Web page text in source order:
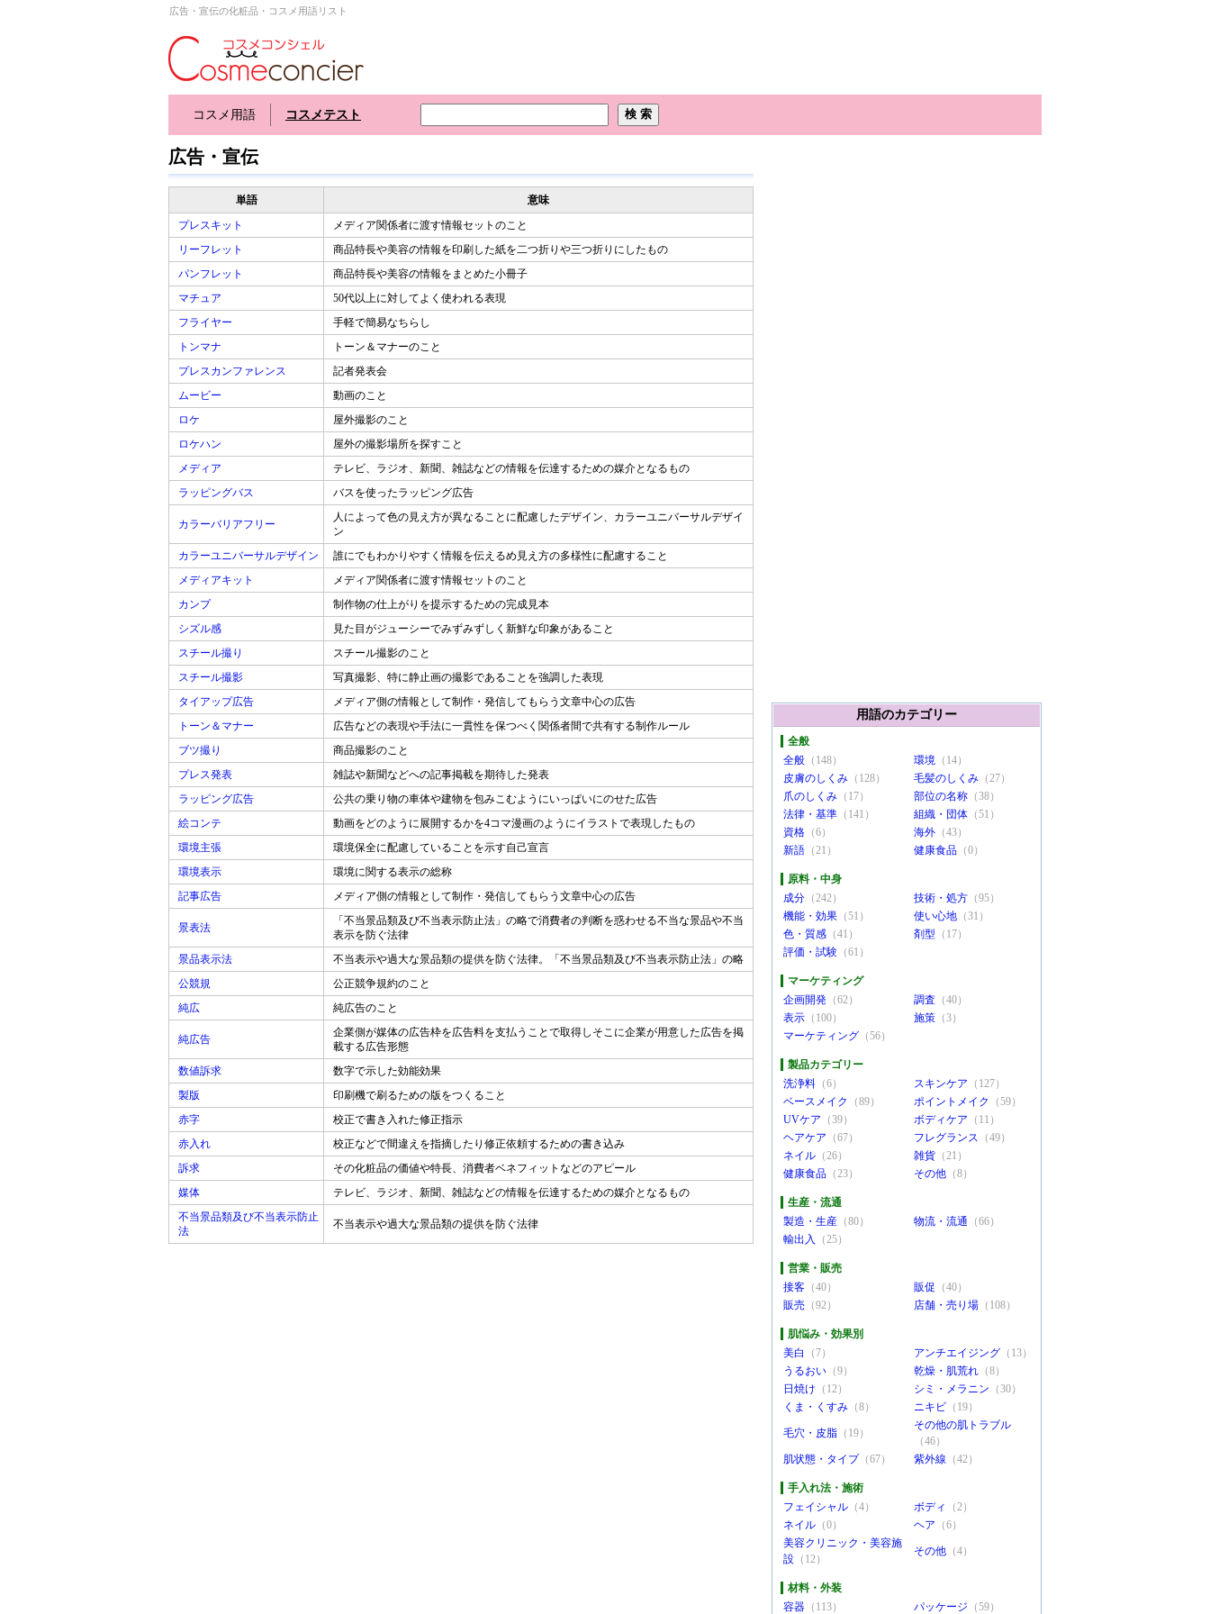
広告・宣伝の化粧品・コスメ用語リスト
コスメ用語 コスメテスト
広告・宣伝
単語
意味
プレスキット
メディア関係者に渡す情報セットのこと
リーフレット
商品特長や美容の情報を印刷した紙を二つ折りや三つ折りにしたもの
パンフレット
商品特長や美容の情報をまとめた小冊子
マチュア
50代以上に対してよく使われる表現
フライヤー
手軽で簡易なちらし
トンマナ
トーン＆マナーのこと
プレスカンファレンス
記者発表会
ムービー
動画のこと
ロケ
屋外撮影のこと
ロケハン
屋外の撮影場所を探すこと
メディア
テレビ、ラジオ、新聞、雑誌などの情報を伝達するための媒介となるもの
ラッピングバス
バスを使ったラッピング広告
カラーバリアフリー
人によって色の見え方が異なることに配慮したデザイン、カラーユニバーサルデザイ
ン
カラーユニバーサルデザイン
誰にでもわかりやすく情報を伝えるめ見え方の多様性に配慮すること
メディアキット
メディア関係者に渡す情報セットのこと
カンプ
制作物の仕上がりを提示するための完成見本
シズル感
見た目がジューシーでみずみずしく新鮮な印象があること
スチール撮り
スチール撮影のこと
スチール撮影
写真撮影、特に静止画の撮影であることを強調した表現
タイアップ広告
メディア側の情報として制作・発信してもらう文章中心の広告
トーン＆マナー
広告などの表現や手法に一貫性を保つべく関係者間で共有する制作ルール
ブツ撮り
商品撮影のこと
プレス発表
雑誌や新聞などへの記事掲載を期待した発表
ラッピング広告
公共の乗り物の車体や建物を包みこむようにいっぱいにのせた広告
絵コンテ
動画をどのように展開するかを4コマ漫画のようにイラストで表現したもの
環境主張
環境保全に配慮していることを示す自己宣言
環境表示
環境に関する表示の総称
記事広告
メディア側の情報として制作・発信してもらう文章中心の広告
景表法
「不当景品類及び不当表示防止法」の略で消費者の判断を惑わせる不当な景品や不当
表示を防ぐ法律
景品表示法
不当表示や過大な景品類の提供を防ぐ法律。「不当景品類及び不当表示防止法」の略
公競規
公正競争規約のこと
純広
純広告のこと
純広告
企業側が媒体の広告枠を広告料を支払うことで取得しそこに企業が用意した広告を掲
載する広告形態
数値訴求
数字で示した効能効果
製版
印刷機で刷るための版をつくること
赤字
校正で書き入れた修正指示
赤入れ
校正などで間違えを指摘したり修正依頼するための書き込み
訴求
その化粧品の価値や特長、消費者ベネフィットなどのアピール
媒体
テレビ、ラジオ、新聞、雑誌などの情報を伝達するための媒介となるもの
不当景品類及び不当表示防止
法
不当表示や過大な景品類の提供を防ぐ法律
用語のカテゴリー
全般
全般 （148） 環境 （14）
皮膚のしくみ （128） 毛髪のしくみ （27）
爪のしくみ （17） 部位の名称 （38）
法律・基準 （141） 組織・団体 （51）
資格 （6） 海外 （43）
新語 （21） 健康食品 （0）
原料・中身
成分 （242） 技術・処方 （95）
機能・効果 （51） 使い心地 （31）
色・質感 （41） 剤型 （17）
評価・試験 （61）
マーケティング
企画開発 （62） 調査 （40）
表示 （100） 施策 （3）
マーケティング （56）
製品カテゴリー
洗浄料 （6） スキンケア （127）
ベースメイク
（89） ポイントメイク
（59）
UVケア （39） ボディケア （11）
ヘアケア （67） フレグランス （49）
ネイル （26） 雑貨 （21）
健康食品 （23） その他 （8）
生産・流通
製造・生産 （80） 物流・流通 （66）
輸出入
（25）
営業・販売
接客 （40） 販促 （40）
販売 （92） 店舗・売り場 （108）
肌悩み・効果別
美白
（7） アンチエイジング （13）
うるおい （9） 乾燥・肌荒れ （8）
日焼け （12） シミ・メラニン （30）
くま・くすみ （8） ニキビ （19）
毛穴・皮脂 （19）
その他の肌トラブル
（46）
肌状態・タイプ（67） 紫外線 （42）
手入れ法・施術
フェイシャル （4） ボディ
（2）
ネイル （0） ヘア （6）
美容クリニック・美容施
設 （12）
その他 （4）
材料・外装
容器 （113） パッケージ （59）